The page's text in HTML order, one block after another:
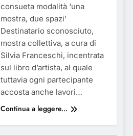
consueta modalità ‘una
mostra, due spazi’
Destinatario sconosciuto,
mostra collettiva, a cura di
Silvia Franceschi, incentrata
sul libro d’artista, al quale
tuttavia ogni partecipante
accosta anche lavori…
Continua a leggere...